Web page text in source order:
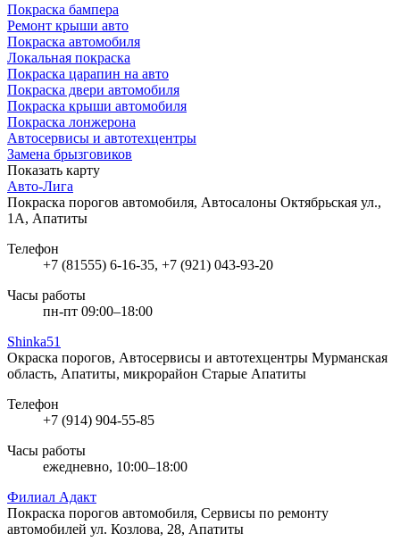
Покраска бампера
Ремонт крыши авто
Покраска автомобиля
Локальная покраска
Покраска царапин на авто
Покраска двери автомобиля
Покраска крыши автомобиля
Покраска лонжерона
Автосервисы и автотехцентры
Замена брызговиков
Показать карту
Авто-Лига
Покраска порогов автомобиля, Автосалоны Октябрьская ул.,
1А, Апатиты
Телефон
+7 (81555) 6-16-35, +7 (921) 043-93-20
Часы работы
пн-пт 09:00–18:00
Shinka51
Окраска порогов, Автосервисы и автотехцентры Мурманская
область, Апатиты, микрорайон Старые Апатиты
Телефон
+7 (914) 904-55-85
Часы работы
ежедневно, 10:00–18:00
Филиал Адакт
Покраска порогов автомобиля, Сервисы по ремонту
автомобилей ул. Козлова, 28, Апатиты